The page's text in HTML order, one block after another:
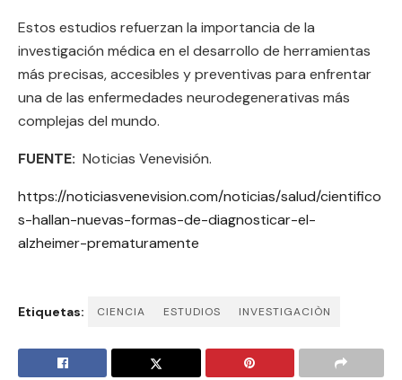
Estos estudios refuerzan la importancia de la
investigación médica en el desarrollo de herramientas
más precisas, accesibles y preventivas para enfrentar
una de las enfermedades neurodegenerativas más
complejas del mundo.
FUENTE: Noticias Venevisión.
https://noticiasvenevision.com/noticias/salud/cientifico
s-hallan-nuevas-formas-de-diagnosticar-el-
alzheimer-prematuramente
Etiquetas: CIENCIA ESTUDIOS INVESTIGACIÒN